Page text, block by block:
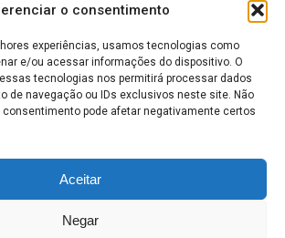
o consentimento
experiências, usamos tecnologias como
e/ou acessar informações do dispositivo. O
tecnologias nos permitirá processar dados
de navegação ou IDs exclusivos neste site. Não
pode afetar negativamente certos
Aceitar
Negar
como boletins de divulgação, e não devem ser
recomendações de investimento.Leia mais
Bolsa de Valores